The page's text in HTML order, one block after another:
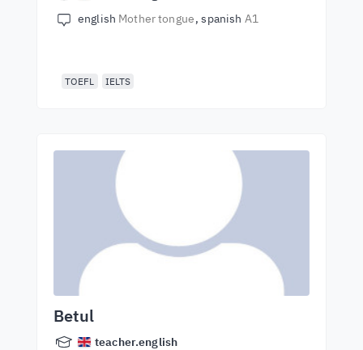
english Mother tongue spanish A1
TOEFL IELTS
Betul
teacher.english